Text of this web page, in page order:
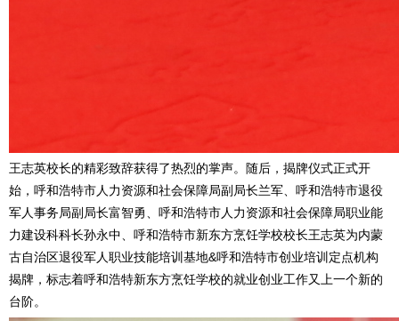
王志英校长的精彩致辞获得了热烈的掌声。随后，揭牌仪式正式开
始，呼和浩特市人力资源和社会保障局副局长兰军、呼和浩特市退役
军人事务局副局长富智勇、呼和浩特市人力资源和社会保障局职业能
力建设科科长孙永中、呼和浩特市新东方烹饪学校校长王志英为内蒙
古自治区退役军人职业技能培训基地&呼和浩特市创业培训定点机构
揭牌，标志着呼和浩特新东方烹饪学校的就业创业工作又上一个新的
台阶。